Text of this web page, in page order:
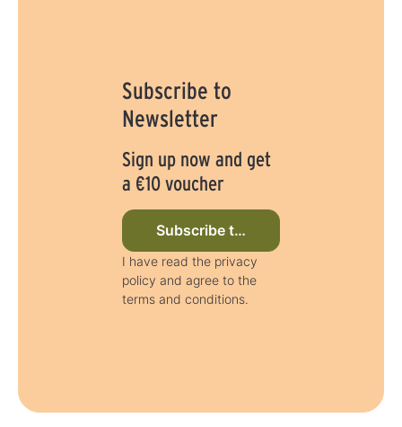
Subscribe to
Newsletter
Sign up now and get
a €10 voucher
Subscribe to newsletter now
I have read the privacy
policy and agree to the
terms and conditions.